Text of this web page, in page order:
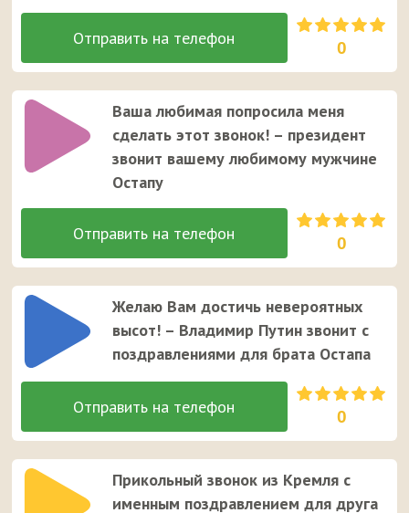
0
Ваша любимая попросила меня
сделать этот звонок! – президент
звонит вашему любимому мужчине
Остапу
0
Желаю Вам достичь невероятных
высот! – Владимир Путин звонит с
поздравлениями для брата Остапа
0
Прикольный звонок из Кремля с
именным поздравлением для друга